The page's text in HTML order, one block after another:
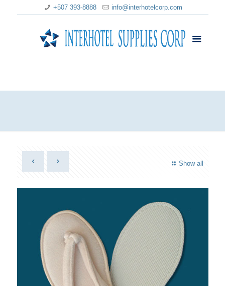
+507 393-8888 info@interhotelcorp.com
Show all